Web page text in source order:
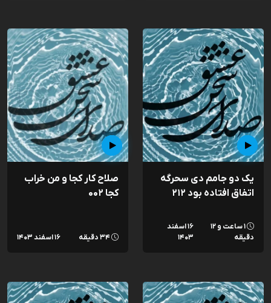
یک دو جامم دی سحرگه
اتفاق افتاده بود ۲۱۲
۱ ساعت و ۱۲
دقیقه
۱۶ اسفند
۱۴۰۳
صلاح کار کجا و من خراب
کجا ۰۰۲
۱۶ اسفند ۱۴۰۳